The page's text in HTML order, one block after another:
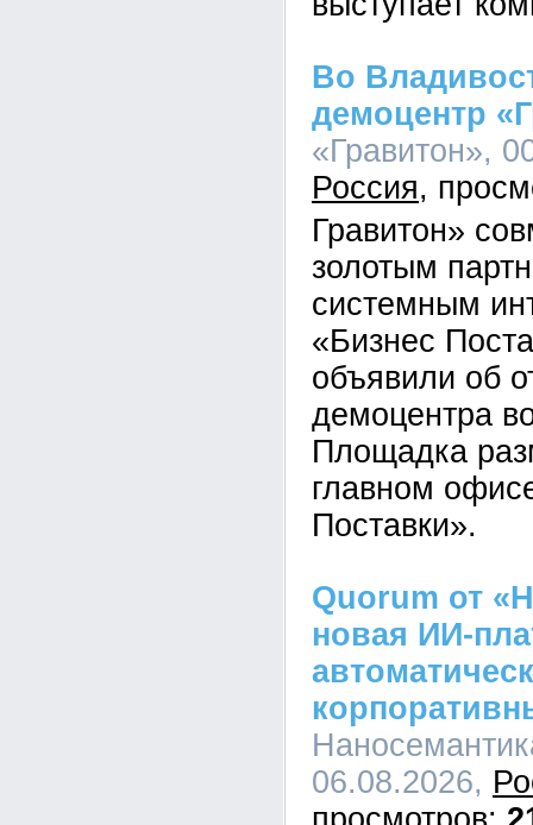
Во
демоцентр
«Гравитон»,
Россия
Гравитон»
золотым
системным
«Бизнес
объявили об
демоцентра
Площадка
главном
Поставки».
Quorum от
новая ИИ-
06.08.2026,